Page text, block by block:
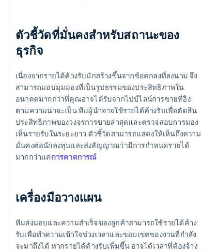
ตัวชี้วัดที่มั่นคงสำหรับสถานะของ
ธุรกิจ
เนื่องจากรายได้ค้างรับมักสร้างขึ้นจากข้อตกลงที่ลงนาม จึง
สามารถมอบมุมมองที่เป็นรูปธรรมของประสิทธิภาพใน
อนาคตมากกว่าที่คุณอาจได้รับจากไปป์ไลน์การขายที่อิง
ตามความน่าจะเป็น ทีมผู้นำอาจใช้รายได้ค้างรับเพื่อตัดสิน
ประสิทธิภาพของวงจรการขายล่าสุดและตรวจสอบการมอง
เห็นรายรับในระยะยาว ตัวชี้วัดสามารถแสดงให้เห็นถึงความ
มั่นคงต่อนักลงทุนและส่งสัญญาณว่ามีการกำหนดรายได้
มากกว่าแค่การคาดการณ์
เครื่องมือวางแผน
ทีมส่งมอบและความสำเร็จของลูกค้าสามารถใช้รายได้ค้าง
รับเพื่อทำความเข้าใจช่วงเวลาและขอบเขตของงานที่กำลัง
จะมาถึงได้ หากรายได้ค้างรับเพิ่มขึ้น อาจได้เวลาที่ต้องจ้าง